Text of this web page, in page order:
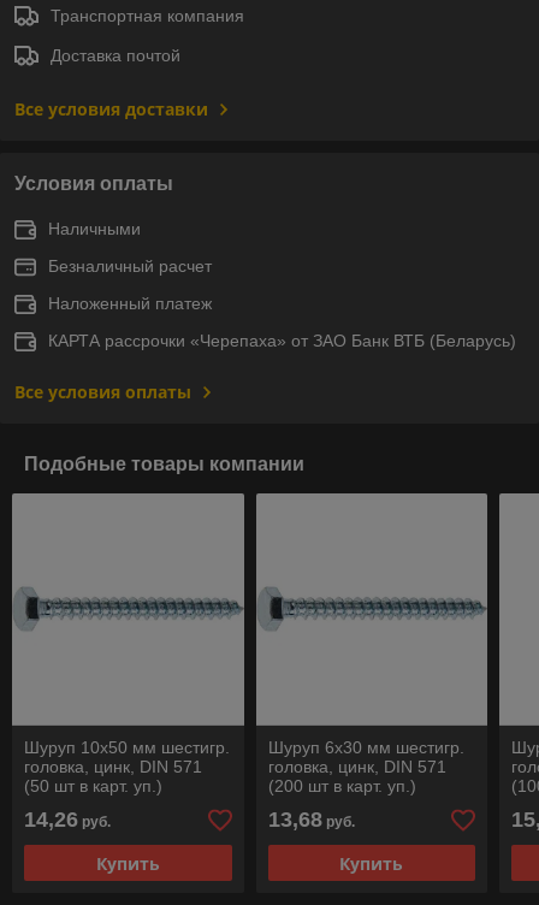
Транспортная компания
Доставка почтой
Все условия доставки
Условия оплаты
Наличными
Безналичный расчет
Наложенный платеж
КАРТА рассрочки «Черепаха» от ЗАО Банк ВТБ (Беларусь)
Все условия оплаты
Подобные товары компании
Шуруп 10х50 мм шестигр.
головка, цинк, DIN 571
(50 шт в карт. уп.)
14,26 руб.
Купить
Шуруп 6х30 мм шестигр.
головка, цинк, DIN 571
(200 шт в карт. уп.)
13,68руб.
Купить